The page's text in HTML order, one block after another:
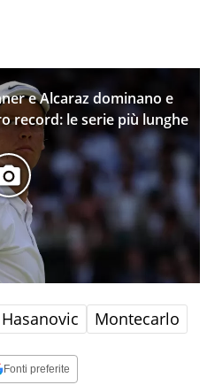
e Alcaraz dominano e
record: le serie più lunghe
Montecarlo
Fonti preferite